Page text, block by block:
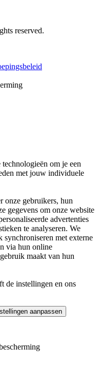
reserved.
om je een
met jouw individuele
onze gebruikers, hun
gegevens om onze website
advertenties
te analyseren. We
synchroniseren met externe
via hun online
maakt van hun
de instellingen en ons
aanpassen